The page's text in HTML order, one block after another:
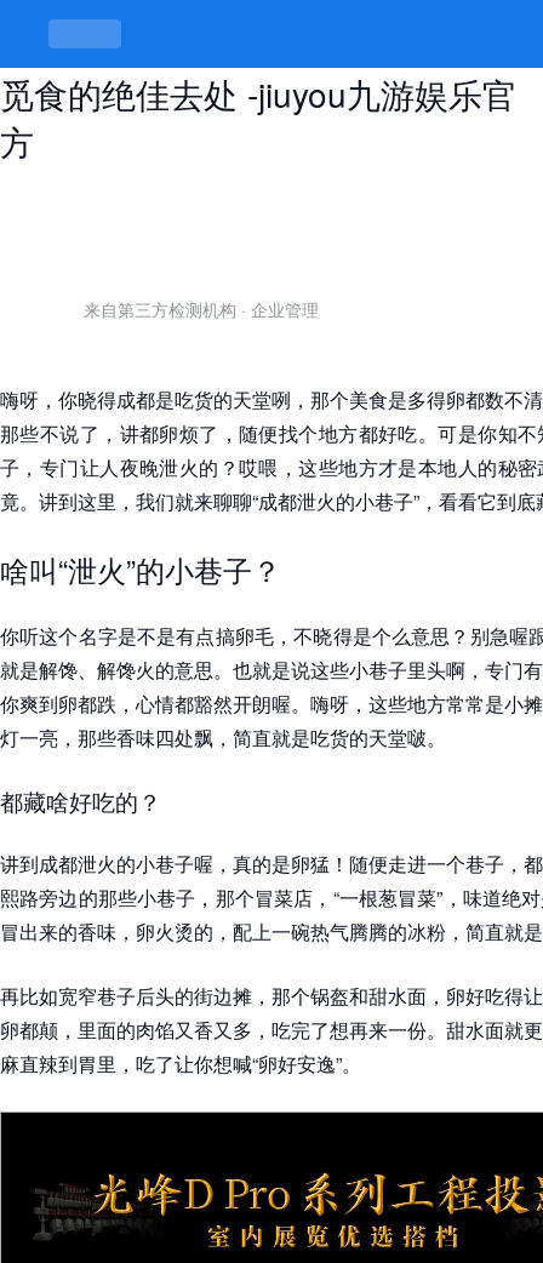
成都泄火的小巷子到底藏着啥？夜晚
觅食的绝佳去处 -jiuyou九游娱乐官
方
来自第三方检测机构 · 企业管理
嗨呀，你晓得成都是吃货的天堂咧，那个美食是多得卵都数不
那些不说了，讲都卵烦了，随便找个地方都好吃。可是你知
子，专门让人夜晚泄火的？哎喂，这些地方才是本地人的秘
竟。讲到这里，我们就来聊聊“成都泄火的小巷子”，看看它到
啥叫“泄火”的小巷子？
你听这个名字是不是有点搞卵毛，不晓得是个么意思？别急喔
就是解馋、解馋火的意思。也就是说这些小巷子里头啊，专门
你爽到卵都跌，心情都豁然开朗喔。嗨呀，这些地方常常是小
灯一亮，那些香味四处飘，简直就是吃货的天堂啵。
都藏啥好吃的？
讲到成都泄火的小巷子喔，真的是卵猛！随便走进一个巷子，
熙路旁边的那些小巷子，那个冒菜店，“一根葱冒菜”，味道绝
冒出来的香味，卵火烫的，配上一碗热气腾腾的冰粉，简直就
再比如宽窄巷子后头的街边摊，那个锅盔和甜水面，卵好吃得
卵都颠，里面的肉馅又香又多，吃完了想再来一份。甜水面就
麻直辣到胃里，吃了让你想喊“卵好安逸”。